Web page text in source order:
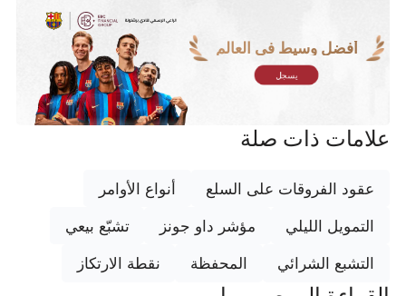
أفضل وسيط في العالم
يسجل
علامات ذات صلة
عقود الفروقات على السلع أنواع الأوامر
التمويل الليلي مؤشر داو جونز تشبّع بيعي
التشبع الشرائي المحفظة نقطة الارتكاز